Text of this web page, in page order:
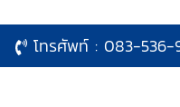
โทรศัพท์ : 083-536-